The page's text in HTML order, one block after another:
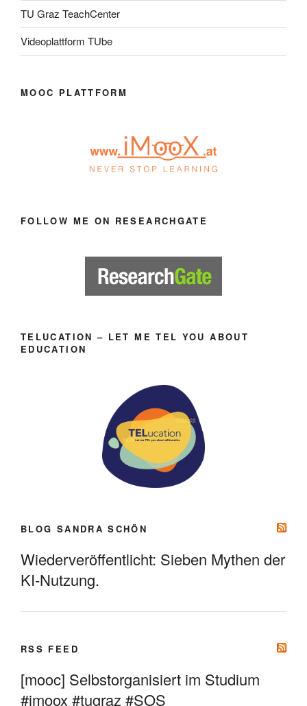
TU Graz TeachCenter
Videoplattform TUbe
MOOC PLATTFORM
FOLLOW ME ON RESEARCHGATE
TELUCATION – LET ME TEL YOU ABOUT
EDUCATION
BLOG SANDRA SCHÖN
Wiederveröffentlicht: Sieben Mythen der
KI-Nutzung.
RSS FEED
[mooc] Selbstorganisiert im Studium
#imoox #tugraz #SOS